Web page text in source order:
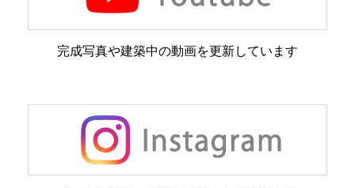
完成写真や建築中の動画を更新しています